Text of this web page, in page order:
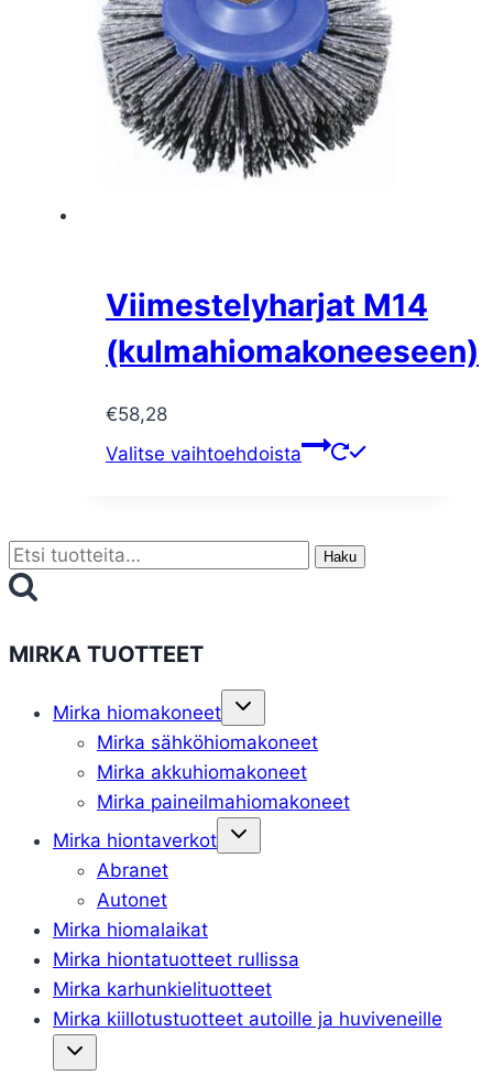
tehdä
valinnat
tuotteen
sivulla.
Viimestelyharjat M14
(kulmahiomakoneeseen)
€58,28
Valitse vaihtoehdoista
Tällä
Etsi: Haku
MIRKA TUOTTEET
Mirka hiomakoneet
Toggle
menu
Mirka sähköhiomakoneet
Mirka akkuhiomakoneet
Mirka paineilmahiomakoneet
Mirka hiontaverkot
Toggle
Abranet
Autonet
Mirka hiomalaikat
Mirka hiontatuotteet rullissa
Mirka karhunkielituotteet
Mirka kiillotustuotteet autoille ja huviveneille
Toggle